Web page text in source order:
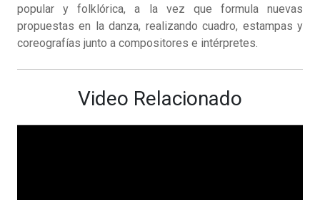
popular y folklórica, a la vez que formula nuevas
propuestas en la danza, realizando cuadro, estampas y
coreografías junto a compositores e intérpretes.
Video Relacionado